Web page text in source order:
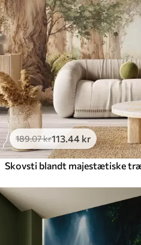
189.07kr113.44 kr